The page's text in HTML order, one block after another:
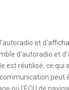
et
d'autoradio et
est réutilisé, ce qui
peut
ou l'ECU de